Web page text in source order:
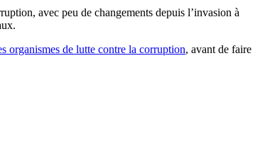
avec peu de changements depuis l’invasion à
organismes de lutte contre la corruption, avant de faire